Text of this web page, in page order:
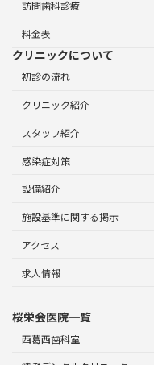
訪問歯科診療
料金表
クリニックについて
初診の流れ
クリニック紹介
スタッフ紹介
感染症対策
設備紹介
施設基準に関する掲示
アクセス
求人情報
桜栄会医院一覧
西葛西歯科室